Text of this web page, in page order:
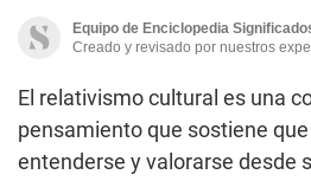
Equipo de Enciclopedia
Creado y revisado por nuestros
El relativismo cultural es una
pensamiento que sostiene
entenderse y valorarse desde